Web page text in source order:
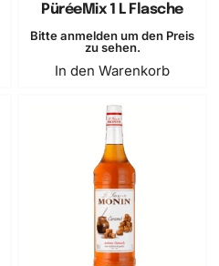
PüréeMix 1 L Flasche
Bitte anmelden um den Preis
zu sehen.
In den Warenkorb